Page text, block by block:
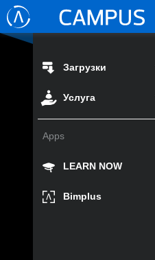
Загрузки
Услуга
Apps
LEARN NOW
Bimplus